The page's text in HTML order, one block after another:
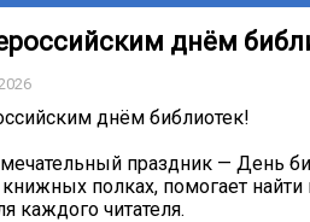
днём
днём библиотек!
праздник — День
полках, помогает
каждого читателя.